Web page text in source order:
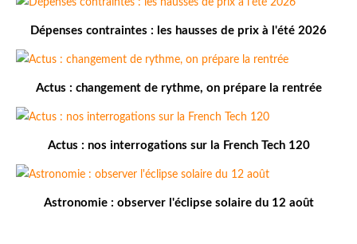
Dépenses contraintes : les hausses de prix à l'été 2026
Actus : changement de rythme, on prépare la rentrée
Actus : nos interrogations sur la French Tech 120
Astronomie : observer l'éclipse solaire du 12 août